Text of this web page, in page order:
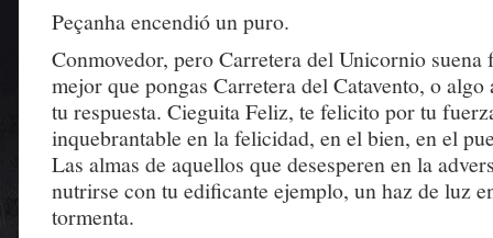
Peçanha encendió un puro.
Conmovedor, pero Carretera del Unicornio suena
mejor que pongas Carretera del Catavento, o algo
tu respuesta. Cieguita Feliz, te felicito por tu
inquebrantable en la felicidad, en el bien, en el
Las almas de aquellos que desesperen en la
nutrirse con tu edificante ejemplo, un haz de luz
tormenta.